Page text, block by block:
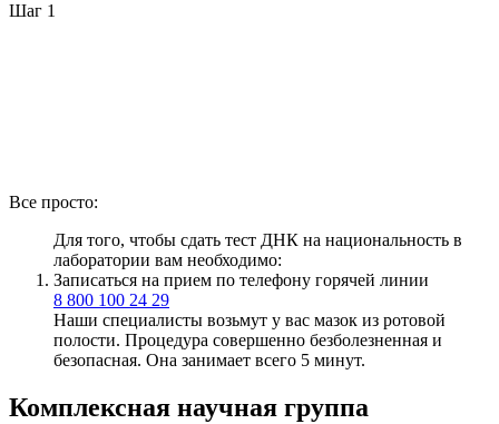
Шаг 1
Все просто:
Для того, чтобы сдать тест ДНК на национальность в
лаборатории вам необходимо:
Записаться на прием по телефону горячей линии
8 800 100 24 29
Наши специалисты возьмут у вас мазок из ротовой
полости. Процедура совершенно безболезненная и
безопасная. Она занимает всего 5 минут.
Комплексная научная группа